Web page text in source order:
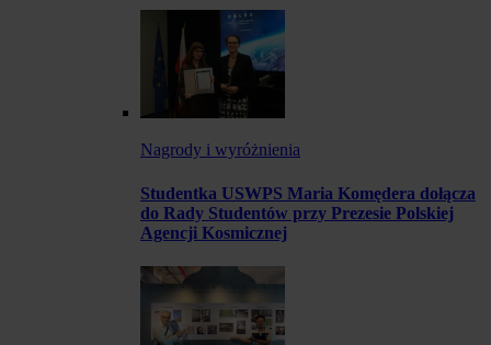
Nagrody i wyróżnienia
Studentka USWPS Maria Komędera dołącza
do Rady Studentów przy Prezesie Polskiej
Agencji Kosmicznej